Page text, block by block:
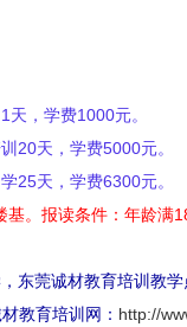
天，学费1000元。
20天，学费5000元。
25天，学费6300元。
基。报读条件：年龄满
东莞诚材教育培训教
教育培训网： http://